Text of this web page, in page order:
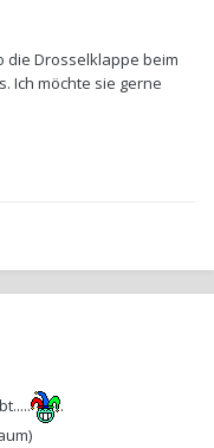
die Drosselklappe beim
Ich möchte sie gerne
.